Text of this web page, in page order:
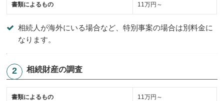
書類によるもの 11万円～
相続人が海外にいる場合など、特別事案の場合は別料金に
なります。
相続財産の調査
書類によるもの 11万円～